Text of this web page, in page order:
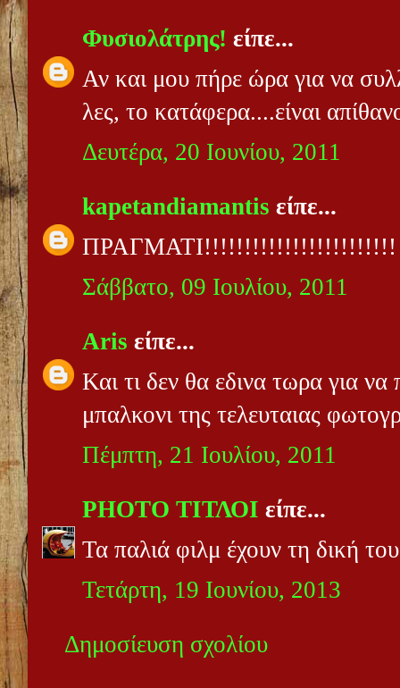
Φυσιολάτρης! είπε...
Αν και μου πήρε ώρα για να
λες, το κατάφερα....είναι
Δευτέρα, 20 Ιουνίου, 2011
kapetandiamantis είπε...
ΠΡΑΓΜΑΤΙ!!!!!!!!!!!!!!!!!!!!!!!!
Σάββατο, 09 Ιουλίου, 2011
Aris είπε...
Και τι δεν θα εδινα τωρα για
μπαλκονι της τελευταιας
Πέμπτη, 21 Ιουλίου, 2011
PHOTO ΤΙΤΛΟΙ είπε...
Τα παλιά φιλμ έχουν τη δική
Τετάρτη, 19 Ιουνίου, 2013
Δημοσίευση σχολίου